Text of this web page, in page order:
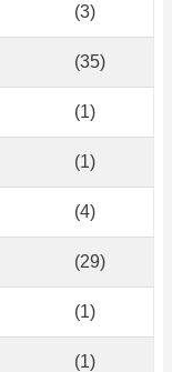
(3)
(35)
(1)
(1)
(4)
(29)
(1)
(1)